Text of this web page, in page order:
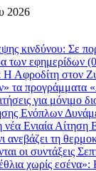
2026
κινδύνου: Σε
των εφημερίδων
Αφροδίτη στον
τα προγράμματα
για μόνιμο
Ενόπλων
νέα Ενιαία
ανεβάζει τη
οι συντάξεις
χωρίς